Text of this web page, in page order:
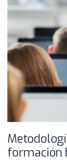
formación